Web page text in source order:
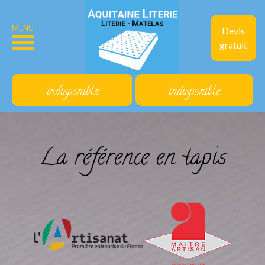
Devis
gratuit
MENU
indisponible indisponible
La référence en tapis